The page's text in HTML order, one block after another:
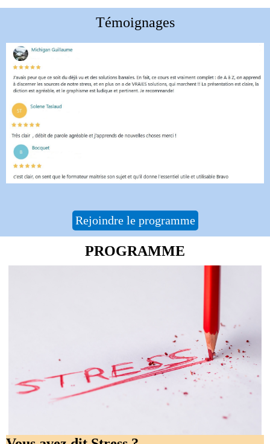
Témoignages
Rejoindre le programme
PROGRAMME